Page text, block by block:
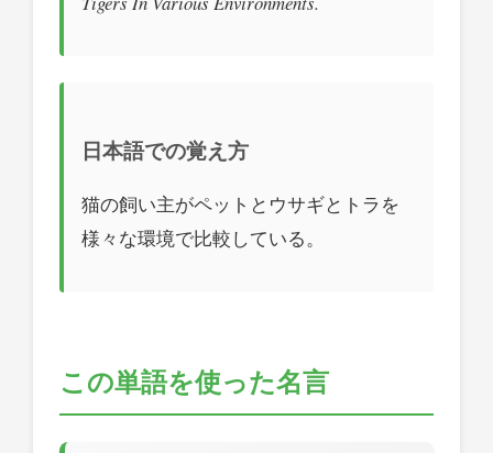
日本語での覚え方
猫の飼い主がペットとウサギとトラを
様々な環境で比較している。
この単語を使った名言